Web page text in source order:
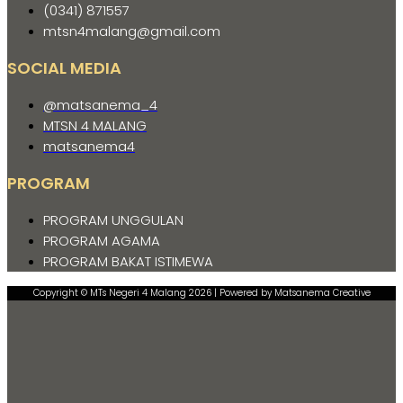
(0341) 871557
mtsn4malang@gmail.com
SOCIAL MEDIA
@matsanema_4
MTSN 4 MALANG
matsanema4
PROGRAM
PROGRAM UNGGULAN
PROGRAM AGAMA
PROGRAM BAKAT ISTIMEWA
Copyright © MTs Negeri 4 Malang 2026 | Powered by Matsanema Creative